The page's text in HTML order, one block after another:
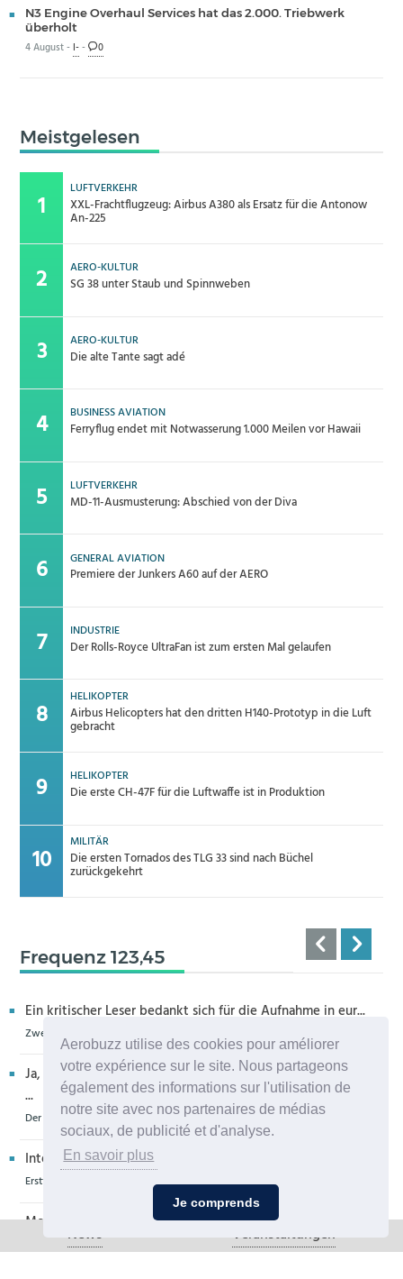
Aerobuzz utilise des cookies pour améliorer
votre expérience sur le site. Nous partageons
également des informations sur l'utilisation de
notre site avec nos partenaires de médias
sociaux, de publicité et d'analyse.
En savoir plus
Je comprends
N3 Engine Overhaul Services hat das 2.000. Triebwerk
überholt
4 August - I-- 0
Meistgelesen
LUFTVERKEHR
XXL-Frachtflugzeug: Airbus A380 als Ersatz für die Antonow
An-225
AERO-KULTUR
SG 38 unter Staub und Spinnweben
AERO-KULTUR
Die alte Tante sagt adé
BUSINESS AVIATION
Ferryflug endet mit Notwasserung 1.000 Meilen vor Hawaii
LUFTVERKEHR
MD-11-Ausmusterung: Abschied von der Diva
GENERAL AVIATION
Premiere der Junkers A60 auf der AERO
INDUSTRIE
Der Rolls-Royce UltraFan ist zum ersten Mal gelaufen
HELIKOPTER
Airbus Helicopters hat den dritten H140-Prototyp in die Luft
gebracht
HELIKOPTER
Die erste CH-47F für die Luftwaffe ist in Produktion
MILITÄR
Die ersten Tornados des TLG 33 sind nach Büchel
zurückgekehrt
Frequenz 123,45
Ein kritischer Leser bedankt sich für die Aufnahme in eur...
Zweiter H160M-Prototyp fliegt
Ja, sehr bedauerlich diese Entwicklung, die allenthalben um
...
Der Zero-G Airbus in Köln wird zerlegt, die Legende lebt weiter
Interessantes Flugzeug, u. a. weil auch die Propeller der De...
Erstflug der Piper Seminole DX mit DeltaHawk-Motoren
Moin aus Schiffdorf, danke für die Nachricht. Ich meine,da...
PZL Mielec fertigt die ersten S-70 Firehawk
News Veranstaltungen